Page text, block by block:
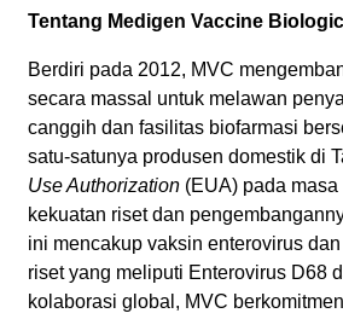
Tentang Medigen Vaccine
Berdiri pada 2012, MVC
secara massal untuk melawan
canggih dan fasilitas biofarmasi
satu-satunya produsen domestik di
Use Authorization (EUA) pada
kekuatan riset dan
ini mencakup vaksin enterovirus
riset yang meliputi Enterovirus D68
kolaborasi global, MVC